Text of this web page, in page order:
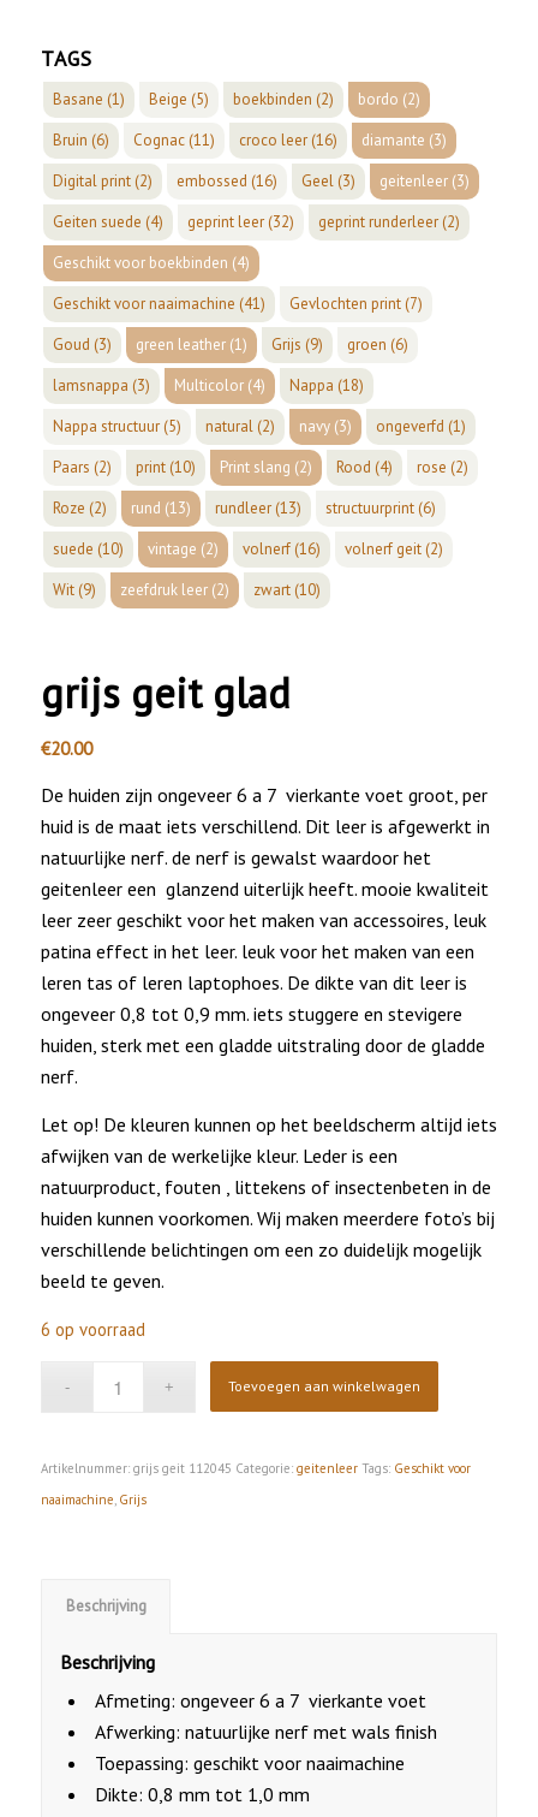
TAGS
Basane (1) Beige (5) boekbinden (2) bordo (2)
Bruin (6) Cognac(11) croco leer(16) diamante (3)
Digital print(2) embossed (16) Geel(3) geitenleer(3)
Geiten suede (4) geprint leer(32) geprint runderleer(2)
Geschikt voor boekbinden (4)
Geschikt voor naaimachine (41) Gevlochten print(7)
Goud (3) green leather(1) Grijs (9) groen (6)
lamsnappa (3) Multicolor(4) Nappa (18)
Nappa structuur(5) natural(2) navy(3) ongeverfd (1)
Paars (2) print(10) Print slang (2) Rood (4) rose (2)
Roze (2) rund (13) rundleer(13) structuurprint(6)
suede (10) vintage (2) volnerf(16) volnerf geit(2)
Wit(9) zeefdruk leer(2) zwart(10)
grijs geit glad
€20.00
De huiden zijn ongeveer 6 a 7 vierkante voet groot, per
huid is de maat iets verschillend. Dit leer is afgewerkt in
natuurlijke nerf. de nerf is gewalst waardoor het
geitenleer een glanzend uiterlijk heeft. mooie kwaliteit
leer zeer geschikt voor het maken van accessoires, leuk
patina effect in het leer. leuk voor het maken van een
leren tas of leren laptophoes. De dikte van dit leer is
ongeveer 0,8 tot 0,9 mm. iets stuggere en stevigere
huiden, sterk met een gladde uitstraling door de gladde
nerf.
Let op! De kleuren kunnen op het beeldscherm altijd iets
afwijken van de werkelijke kleur. Leder is een
natuurproduct, fouten , littekens of insectenbeten in de
huiden kunnen voorkomen. Wij maken meerdere foto’s bij
verschillende belichtingen om een zo duidelijk mogelijk
beeld te geven.
6 op voorraad
Toevoegen aan winkelwagen
Artikelnummer: grijs geit 112045 Categorie: geitenleer Tags: Geschikt voor
naaimachine, Grijs
Beschrijving
Beschrijving
Afmeting: ongeveer 6 a 7 vierkante voet
Afwerking: natuurlijke nerf met wals finish
Toepassing: geschikt voor naaimachine
Dikte: 0,8 mm tot 1,0 mm